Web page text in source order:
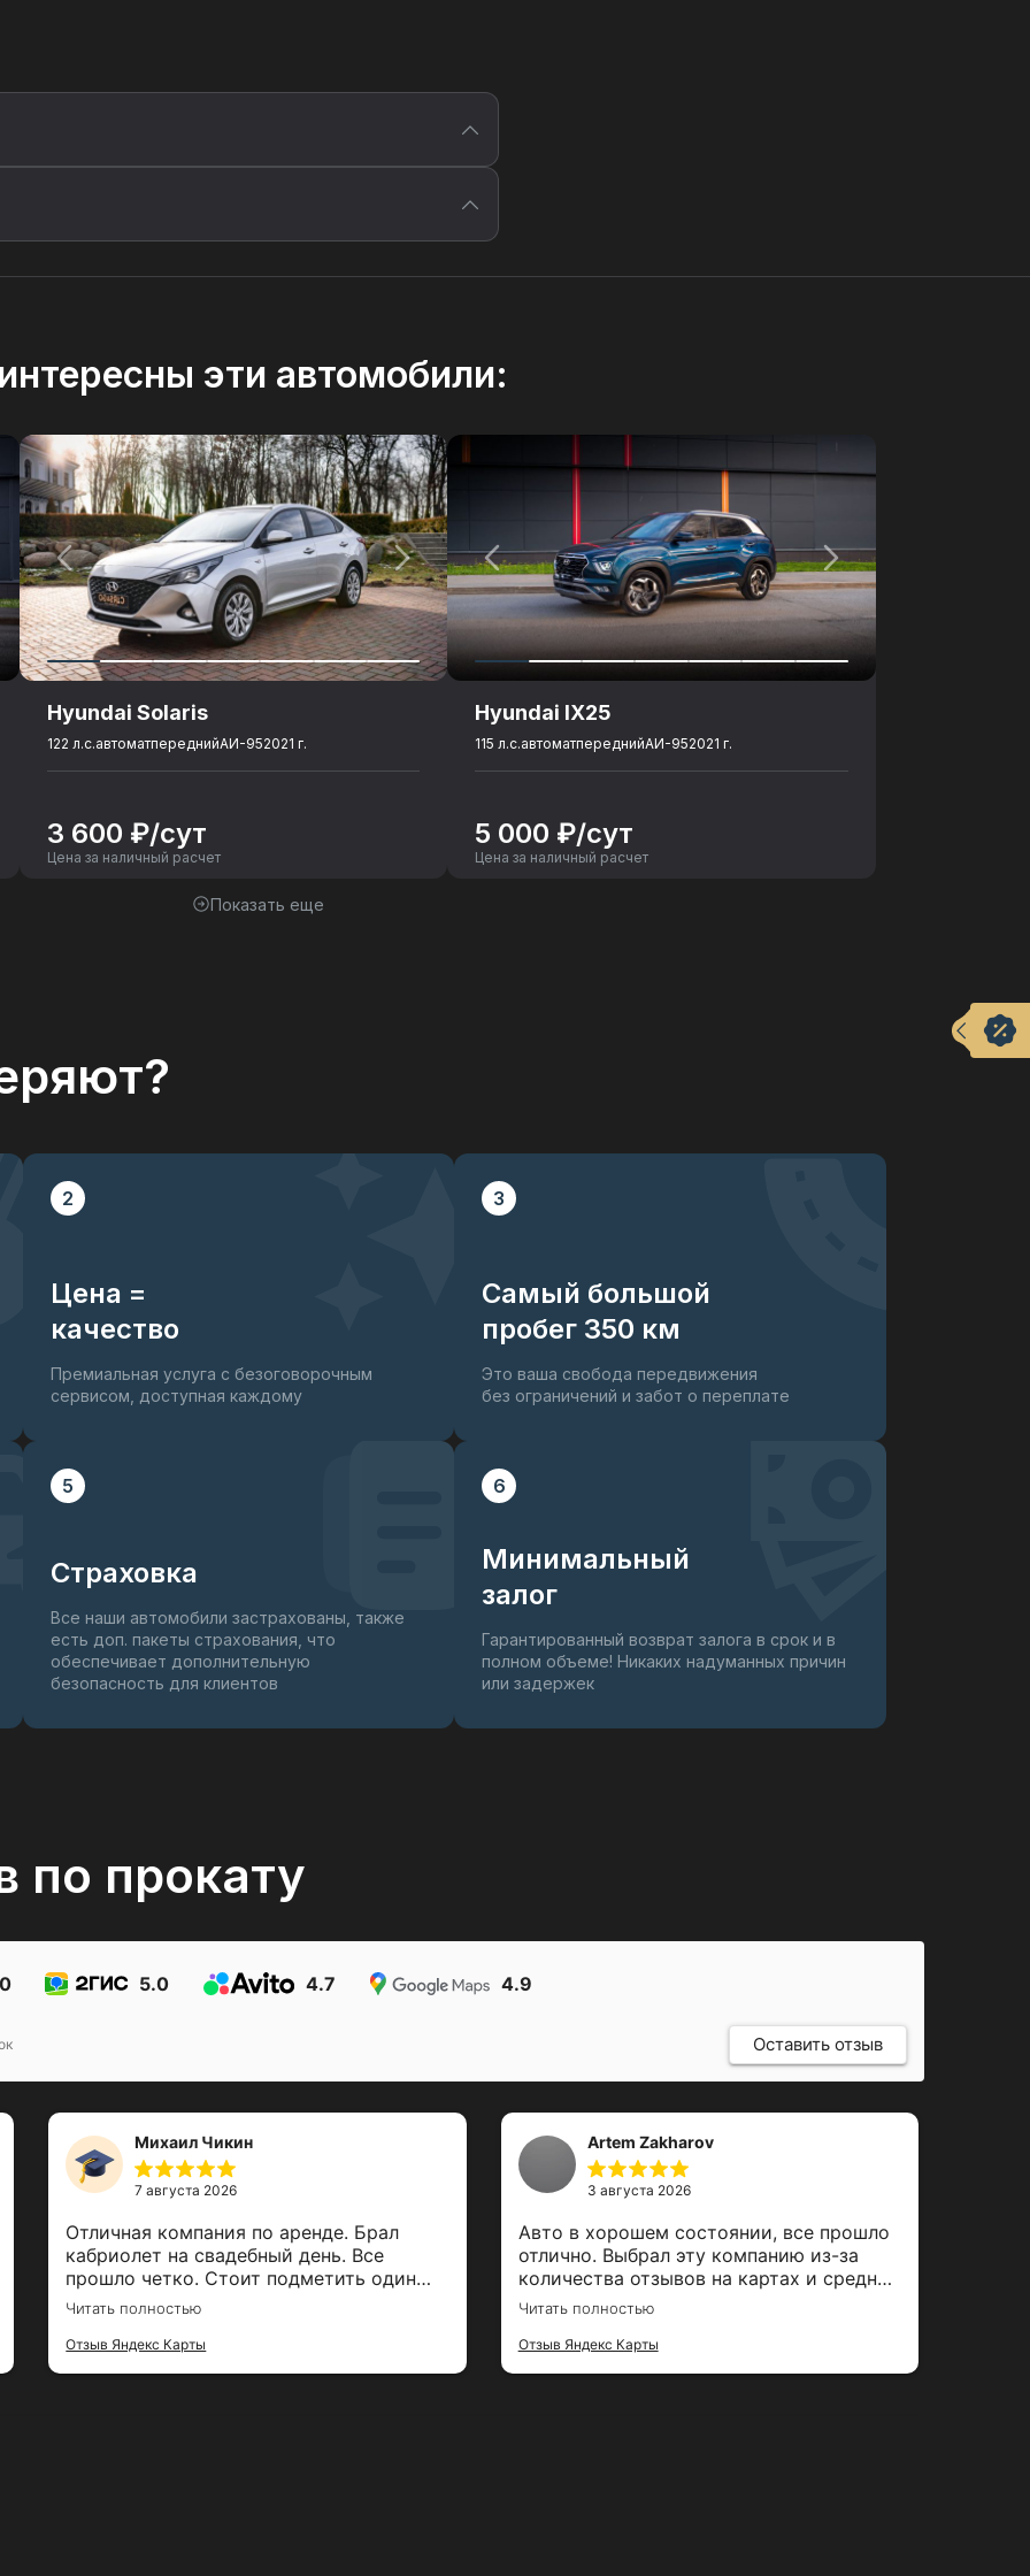
эти автомобили:
Hyundai Solaris
122 л.с.автоматпереднийАИ-952021 г.
3 600 ₽/сут
Цена за наличный расчет
Hyundai IX25
115 л.с.автоматпереднийАИ-952021 г.
5 000 ₽/сут
Цена за наличный расчет
Показать еще
2
Цена =
качество
Премиальная услуга с безоговорочным
сервисом, доступная каждому
3
Самый большой
пробег 350 км
Это ваша свобода передвижения
без ограничений и забот о переплате
5
Страховка
Все наши автомобили застрахованы, также
есть доп. пакеты страхования, что
обеспечивает дополнительную
безопасность для клиентов
6
Минимальный
залог
Гарантированный возврат залога в срок и в
полном объеме! Никаких надуманных причин
или задержек
по прокату
5.0 4.7 4.9
Оставить отзыв
Михаил Чикин
7 августа 2026
Отличная компания по аренде. Брал
кабриолет на свадебный день. Все
прошло четко. Стоит подметить один
момент . Оставил в машине очки с
нашли и тут же сообщили о них. За это
огромный респект парням и успехов в
Читать полностью
Отзыв Яндекс Карты
Artem Zakharov
3 августа 2026
Авто в хорошем состоянии, все прошло
отлично. Выбрал эту компанию из-за
количества отзывов на картах и средней
оценки. Залог вернули вовремя, спасибо
Читать полностью
Отзыв Яндекс Карты